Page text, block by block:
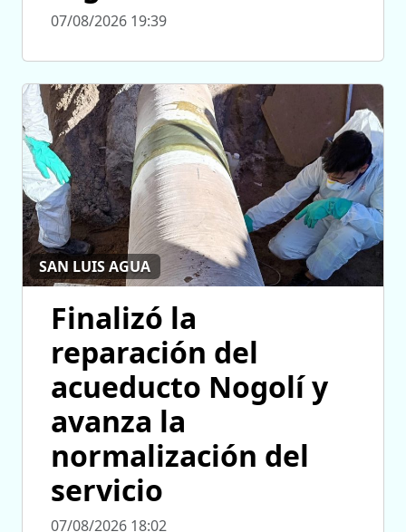
07/08/2026 19:39
SAN LUIS AGUA
Finalizó la
reparación del
acueducto Nogolí y
avanza la
normalización del
servicio
07/08/2026 18:02